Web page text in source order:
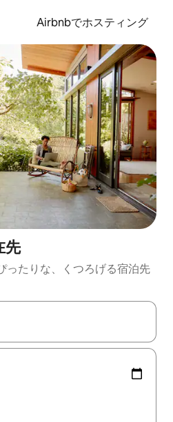
Airbnbでホスティング
先
ったりな、くつろげる宿泊先
上下の矢印キーを使って移動するか